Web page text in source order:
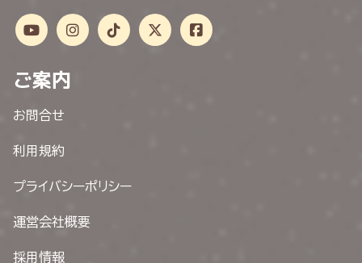
ご案内
お問合せ
利用規約
プライバシーポリシー
運営会社概要
採用情報